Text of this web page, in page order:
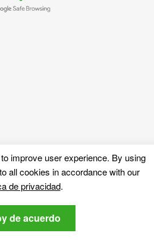
improve user experience. By using
all cookies in accordance with our
de privacidad.
de acuerdo